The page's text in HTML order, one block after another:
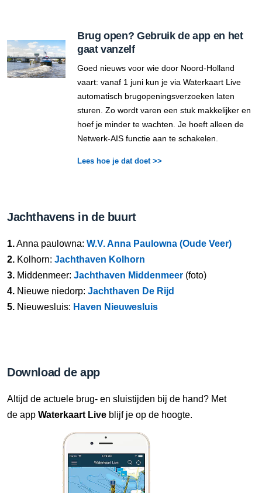
Brug open? Gebruik de app en het
gaat vanzelf
Goed nieuws voor wie door Noord-Holland
vaart: vanaf 1 juni kun je via Waterkaart Live
automatisch brugopeningsverzoeken laten
sturen. Zo wordt varen een stuk makkelijker en
hoef je minder te wachten. Je hoeft alleen de
Netwerk-AIS functie aan te schakelen.
Lees hoe je dat doet >>
Jachthavens in de buurt
1.Anna paulowna: W.V. Anna Paulowna (Oude Veer)
2. Kolhorn: Jachthaven Kolhorn
3. Middenmeer: Jachthaven Middenmeer (foto)
4. Nieuwe niedorp: Jachthaven De Rijd
5. Nieuwesluis: Haven Nieuwesluis
Download de app
Altijd de actuele brug- en sluistijden bij de hand? Met
de app Waterkaart Live blijf je op de hoogte.